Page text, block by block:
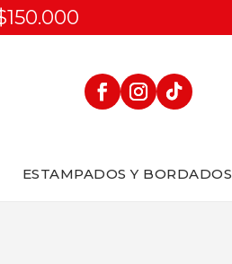
ESTAMPADOS Y BORDADOS